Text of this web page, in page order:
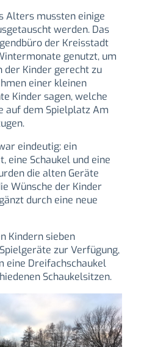
Alters mussten einige
werden. Das
der Kreisstadt
genutzt, um
der Kinder gerecht zu
einer kleinen
Kinder sagen, welche
auf dem Spielplatz Am
eindeutig: ein
eine Schaukel und eine
die alten Geräte
Wünsche der Kinder
durch eine neue
Kindern sieben
zur Verfügung,
eine Dreifachschaukel
Schaukelsitzen.